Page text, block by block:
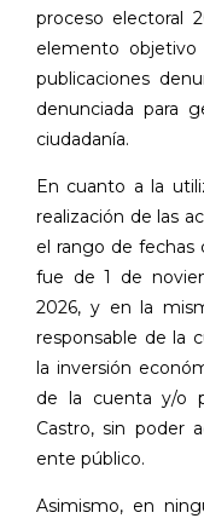
proceso electoral
elemento
publicaciones
denunciada para
ciudadanía.
En cuanto a la
realización de las
el rango de fechas
fue de 1 de
2026, y en la
responsable de la
la inversión
de la cuenta y/o
Castro, sin poder
ente público.
Asimismo, en